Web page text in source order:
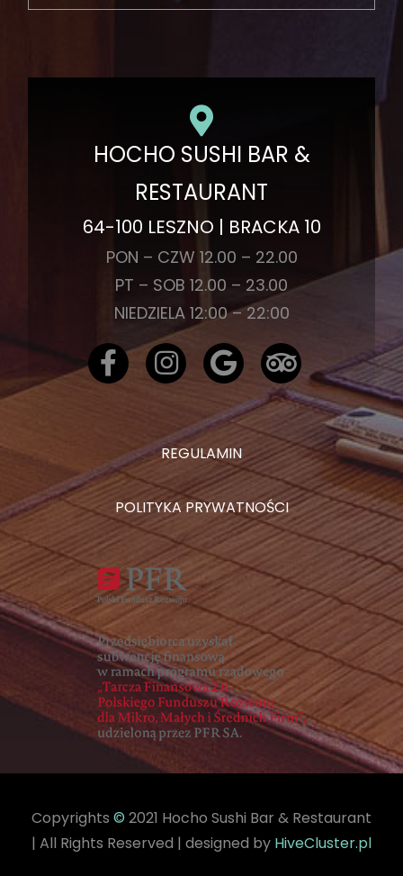
HOCHO SUSHI BAR &
RESTAURANT
64-100 LESZNO | BRACKA 10
PON – CZW 12.00 – 22.00
PT – SOB 12.00 – 23.00
NIEDZIELA 12:00 – 22:00
REGULAMIN
POLITYKA PRYWATNOŚCI
Copyrights © 2021 Hocho Sushi Bar & Restaurant
| All Rights Reserved | designed by HiveCluster.pl